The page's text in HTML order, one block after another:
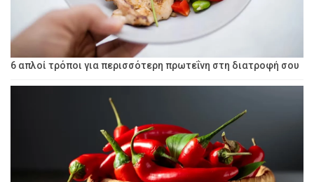
6 απλοί τρόποι για περισσότερη πρωτεΐνη στη διατροφή σου